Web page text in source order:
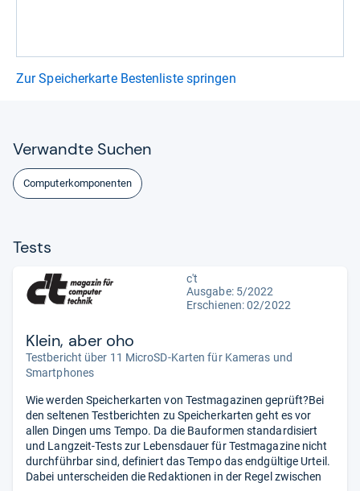
Zur Speicherkarte Bestenliste springen
Ver­wandte Suchen
Computerkomponenten
Tests
c't
Ausgabe: 5/2022
Erschienen: 02/2022
Klein, aber oho
Testbericht über 11 MicroSD-Karten für Kameras und
Smartphones
Wie werden Speicherkarten von Testmagazinen geprüft?Bei
den seltenen Testberichten zu Speicherkarten geht es vor
allen Dingen ums Tempo. Da die Bauformen standardisiert
und Langzeit-Tests zur Lebensdauer für Testmagazine nicht
durchführbar sind, definiert das Tempo das endgültige Urteil.
Dabei unterscheiden die Redaktionen in der Regel zwischen